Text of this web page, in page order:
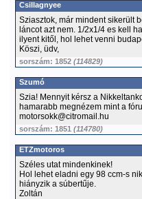
Csillagnyee
Sziasztok, már mindent sikerült
láncot azt nem. 1/2x1/4 es kell
ilyent kitől, hol lehet venni
Köszi, üdv,
sorszám: 1852 (114829)
Szumó
Szia! Mennyit kérsz a
hamarabb megnézem mint a
motorsokk@citromail.hu
sorszám: 1851 (114780)
ETZmotoros
Széles utat mindenkinek!
Hol lehet eladni egy 98 ccm-s
hiányzik a súbertűje.
Zoltán